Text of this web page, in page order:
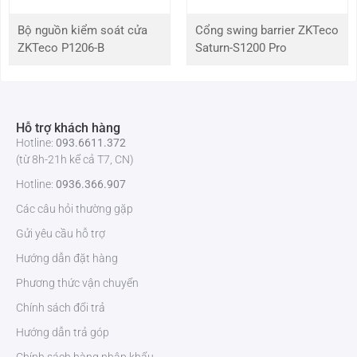
Kích thước với
1200 * 440 * 1080 (mm)
Trọng lượng với
bao bì
đặt
che
Các tuỳ chọn
Vì sao nên lựa chọn cổng xoay 3 càng ZKTeco
TS2200?
ZKTeco TS2200
là sự kết hợp hoàn hảo giữa tính bảo mật, độ bền và
Bộ nguồn kiểm soát cửa
ZKTeco P1206-B
Cổng swing barrier ZKTeco
Saturn-S1200 Pro
Hỗ trợ khách hàng
Hotline: 093.6611.372
(từ 8h-21h kể cả T7, CN)
Hotline: 0936.366.907
Các câu hỏi thường gặp
Gửi yêu cầu hỗ trợ
Hướng dẫn đặt hàng
Phương thức vận chuyển
Chính sách đổi trả
Hướng dẫn trả góp